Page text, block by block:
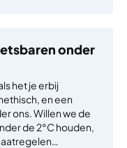
onder
het je erbij
en een
ons. Willen we de
de 2°C houden,